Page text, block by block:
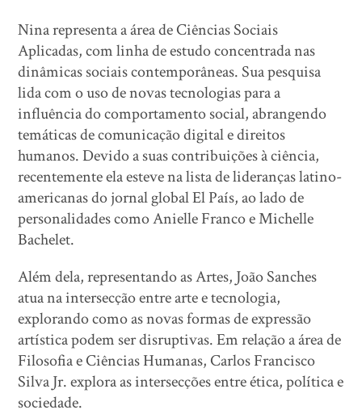
Nina representa a área de Ciências Sociais
Aplicadas, com linha de estudo concentrada nas
dinâmicas sociais contemporâneas. Sua pesquisa
lida com o uso de novas tecnologias para a
influência do comportamento social, abrangendo
temáticas de comunicação digital e direitos
humanos. Devido a suas contribuições à ciência,
recentemente ela esteve na lista de lideranças latino-
americanas do jornal global El País, ao lado de
personalidades como Anielle Franco e Michelle
Bachelet.
Além dela, representando as Artes, João Sanches
atua na intersecção entre arte e tecnologia,
explorando como as novas formas de expressão
artística podem ser disruptivas. Em relação a área de
Filosofia e Ciências Humanas, Carlos Francisco
Silva Jr. explora as intersecções entre ética, política e
sociedade.